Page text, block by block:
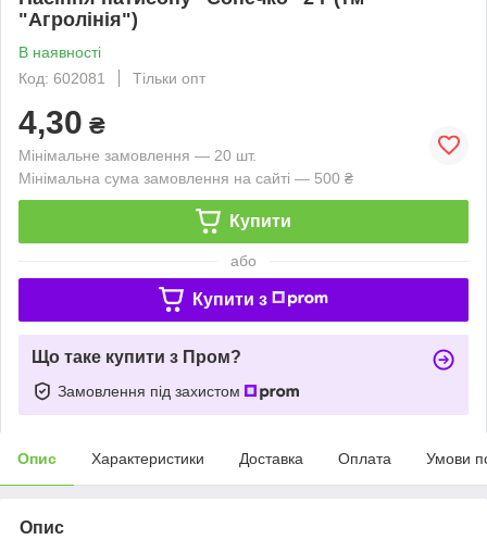
"Агролінія")
В наявності
Код: 602081
Тільки опт
4,30 ₴
Мінімальне замовлення — 20 шт.
Мінімальна сума замовлення на сайті — 500 ₴
Купити
або
Купити з
Що таке купити з Пром?
Замовлення під захистом
Опис Характеристики Доставка Оплата Умови
Опис